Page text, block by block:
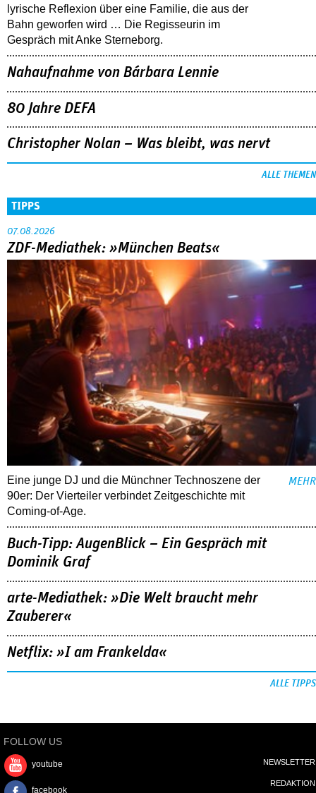
lyrische Reflexion über eine ­Familie, die aus der
Bahn geworfen wird … Die Regisseurin im
Gespräch mit Anke Sterneborg.
Nahaufnahme von Bárbara Lennie
80 Jahre DEFA
Christopher Nolan – Was bleibt, was nervt
ALLE THEMEN
TIPPS
07.08.2026
ZDF-Mediathek: »München Beats«
Eine junge DJ und die Münchner Technoszene der
90er: Der Vierteiler verbindet Zeitgeschichte mit
Coming-of-Age.
MEHR
Buch-Tipp: AugenBlick – Ein Gespräch mit
Dominik Graf
arte-Mediathek: »Die Welt braucht mehr
Zauberer«
Netflix: »I am Frankelda«
ALLE TIPPS
FOLLOW US
youtube
facebook
NEWSLETTER
REDAKTION